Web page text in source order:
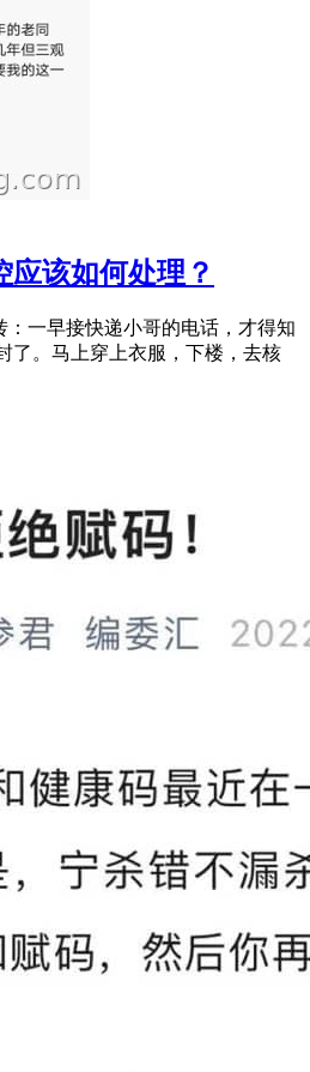
该如何处理？
：一早接快递小哥的电话，才得知
了。马上穿上衣服，下楼，去核